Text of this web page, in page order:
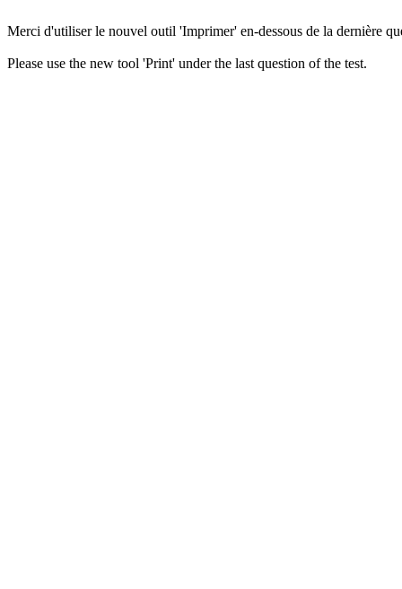
Merci d'utiliser le nouvel outil 'Imprimer' en-dessous de la dernière
Please use the new tool 'Print' under the last question of the test.